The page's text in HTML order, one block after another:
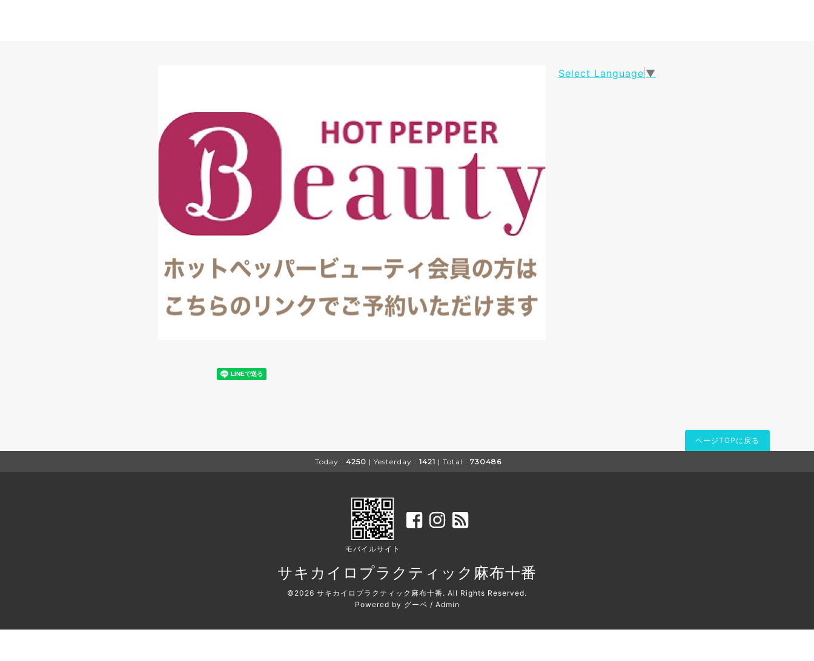
Select Language ▼
ページTOPに戻る
Today : 4250 | Yesterday : 1421 | Total : 730486
モバイルサイト
サキカイロプラクティック麻布十番
©2026 サキカイロプラクティック麻布十番 . All Rights Reserved.
Powered by グーペ / Admin